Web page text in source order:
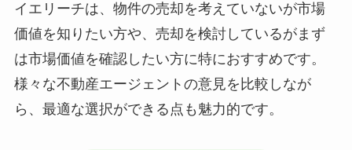
イエリーチは、物件の売却を考えていないが市場
価値を知りたい方や、売却を検討しているがまず
は市場価値を確認したい方に特におすすめです。
様々な不動産エージェントの意見を比較しなが
ら、最適な選択ができる点も魅力的です。